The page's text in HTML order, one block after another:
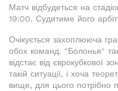
Матч відбудеться на
19:00. Судитиме його
Очікується захоплююча
обох команд. "Болонья"
відстає від єврокубкової
такій ситуації, і хоча
вище, для цього потрібно